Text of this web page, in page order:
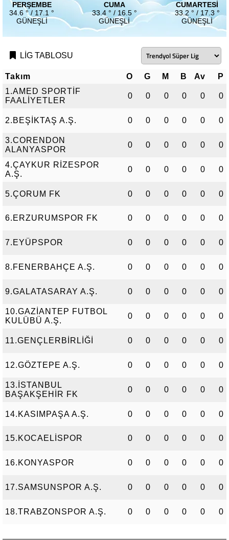
PERŞEMBE
34.6 ° / 17.1 °
GÜNEŞLI
CUMA
33.4 ° / 16.5 °
GÜNEŞLI
CUMARTESI
33.2 ° / 17.3 °
GÜNEŞLI
LİG TABLOSU
Takım O G M B Av
P
1.AMED SPORTİF
FAALİYETLER
0 0 0 0 0 0
2.BEŞİKTAŞ A.Ş. 0 0 0 0 0 0
3.CORENDON
ALANYASPOR
0 0 0 0 0 0
4.ÇAYKUR RİZESPOR
A.Ş.
0 0 0 0 0 0
5.ÇORUM FK 0 0 0 0 0 0
6.ERZURUMSPOR FK 0 0 0 0 0 0
7.EYÜPSPOR 0 0 0 0 0 0
8.FENERBAHÇE A.Ş. 0 0 0 0 0 0
9.GALATASARAY A.Ş. 0 0 0 0 0 0
10.GAZİANTEP FUTBOL
KULÜBÜ A.Ş.
0 0 0 0 0 0
11.GENÇLERBİRLİĞİ 0 0 0 0 0 0
12.GÖZTEPE A.Ş. 0 0 0 0 0 0
13.İSTANBUL
BAŞAKŞEHİR FK
0 0 0 0 0 0
14.KASIMPAŞA A.Ş. 0 0 0 0 0 0
15.KOCAELİSPOR 0 0 0 0 0 0
16.KONYASPOR 0 0 0 0 0 0
17.SAMSUNSPOR A.Ş. 0 0 0 0 0 0
18.TRABZONSPOR A.Ş. 0 0 0 0 0 0